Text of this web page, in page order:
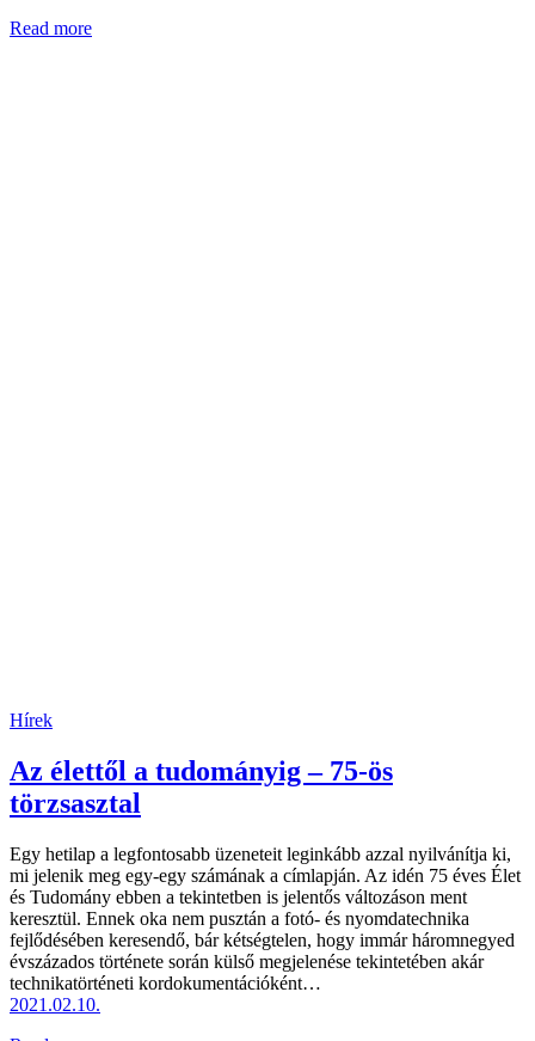
Read more
Hírek
Az élettől a tudományig – 75-ös
törzsasztal
Egy hetilap a legfontosabb üzeneteit leginkább azzal nyilvánítja ki,
mi jelenik meg egy-egy számának a címlapján. Az idén 75 éves Élet
és Tudomány ebben a tekintetben is jelentős változáson ment
keresztül. Ennek oka nem pusztán a fotó- és nyomdatechnika
fejlődésében keresendő, bár kétségtelen, hogy immár háromnegyed
évszázados története során külső megjelenése tekintetében akár
technikatörténeti kordokumentációként…
2021.02.10.